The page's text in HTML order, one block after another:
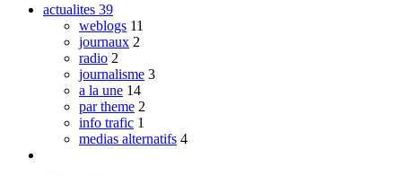
actualites 39
weblogs 11
journaux 2
radio 2
journalisme 3
a la une 14
par theme 2
info trafic 1
medias alternatifs 4